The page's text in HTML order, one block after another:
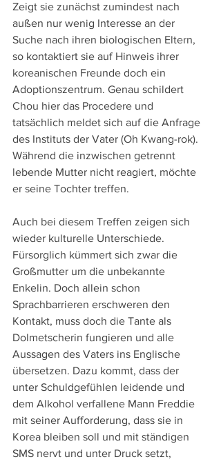
Zeigt sie zunächst zumindest nach
außen nur wenig Interesse an der
Suche nach ihren biologischen Eltern,
so kontaktiert sie auf Hinweis ihrer
koreanischen Freunde doch ein
Adoptionszentrum. Genau schildert
Chou hier das Procedere und
tatsächlich meldet sich auf die Anfrage
des Instituts der Vater (Oh Kwang-rok).
Während die inzwischen getrennt
lebende Mutter nicht reagiert, möchte
er seine Tochter treffen.
Auch bei diesem Treffen zeigen sich
wieder kulturelle Unterschiede.
Fürsorglich kümmert sich zwar die
Großmutter um die unbekannte
Enkelin. Doch allein schon
Sprachbarrieren erschweren den
Kontakt, muss doch die Tante als
Dolmetscherin fungieren und alle
Aussagen des Vaters ins Englische
übersetzen. Dazu kommt, dass der
unter Schuldgefühlen leidende und
dem Alkohol verfallene Mann Freddie
mit seiner Aufforderung, dass sie in
Korea bleiben soll und mit ständigen
SMS nervt und unter Druck setzt,